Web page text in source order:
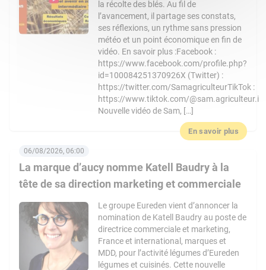
la récolte des blés. Au fil de
l’avancement, il partage ses constats,
ses réflexions, un rythme sans pression
météo et un point économique en fin de
vidéo. En savoir plus :Facebook :
https://www.facebook.com/profile.php?
id=100084251370926X (Twitter) :
https://twitter.com/SamagriculteurTikTok :
https://www.tiktok.com/@sam.agriculteur.i
Nouvelle vidéo de Sam, […]
En savoir plus
La marque d’aucy nomme Katell Baudry à la
tête de sa direction marketing et commerciale
06/08/2026, 06:00
Le groupe Eureden vient d’annoncer la
nomination de Katell Baudry au poste de
directrice commerciale et marketing,
France et international, marques et
MDD, pour l’activité légumes d’Eureden
légumes et cuisinés. Cette nouvelle